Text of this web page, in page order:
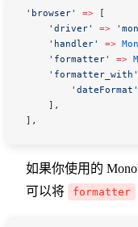
'browser' => [
    'driver'
=>
    'handler'
=>
    'formatter'
=>
    'formatter_with'
        'dateFormat'
    ],
],
如果你使用的
可以将
formatter